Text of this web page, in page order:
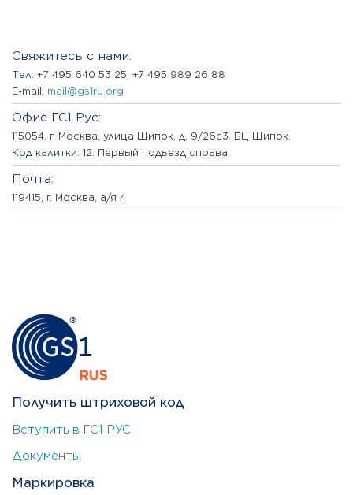
Свяжитесь с нами:
Tел: +7 495 640 53 25, +7 495 989 26 88
E-mail: mail@gs1ru.org
Офис ГС1 Рус:
115054, г. Москва, улица Щипок, д. 9/26с3. БЦ Щипок.
Код калитки: 12. Первый подъезд справа.
Почта:
119415, г. Москва, а/я 4
Получить штриховой код
Вступить в ГС1 РУС
Документы
Маркировка